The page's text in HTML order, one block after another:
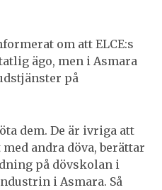
om att ELCE:s
ägo, men i Asmara
på
dem. De är ivriga att
andra döva, berättar
på dövskolan i
i Asmara. Så